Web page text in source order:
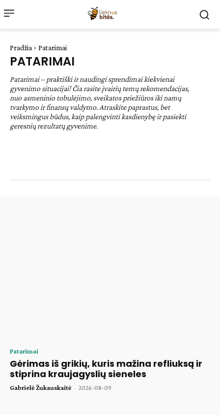
Pradžia Patarimai
PATARIMAI
Patarimai – praktiški ir naudingi sprendimai kiekvienai
gyvenimo situacijai! Čia rasite įvairių temų rekomendacijas,
nuo asmeninio tobulėjimo, sveikatos priežiūros iki namų
tvarkymo ir finansų valdymo. Atraskite paprastus, bet
veiksmingus būdus, kaip palengvinti kasdienybę ir pasiekti
geresnių rezultatų gyvenime.
Patarimai
Gėrimas iš grikių, kuris mažina refliuksą ir
stiprina kraujagyslių sieneles
Gabrielė Žukauskaitė - 2026-08-09